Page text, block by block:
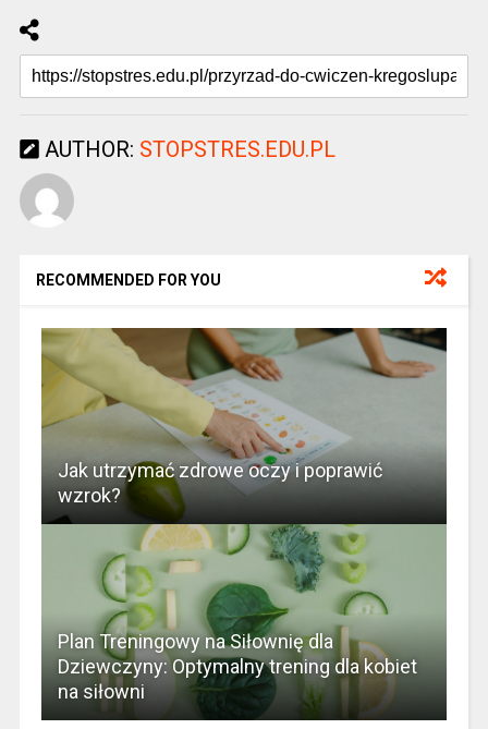
AUTHOR: STOPSTRES.EDU.PL
RECOMMENDED FOR YOU
Jak utrzymać zdrowe oczy i poprawić
wzrok?
Plan Treningowy na Siłownię dla
Dziewczyny: Optymalny trening dla kobiet
na siłowni